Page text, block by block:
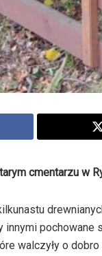
cmentarzu w
innymi
walczyły o